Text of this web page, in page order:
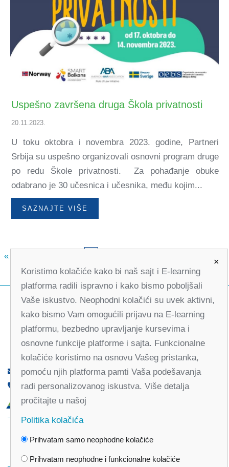
Uspešno završena druga Škola privatnosti
20.11.2023.
U toku oktobra i novembra 2023. godine, Partneri
Srbija su uspešno organizovali osnovni program druge
po redu Škole privatnosti. Za pohađanje obuke
odabrano je 30 učesnica i učesnika, među kojim...
SAZNAJTE VIŠE
«
office@partners-serbia.org
(+381 11) 32 31 551, (+381 11) 32 31 552
Kralja Milana 10, 11000 Beograd, Srbija
×
Koristimo kolačiće kako bi naš sajt i E-learning
platforma radili ispravno i kako bismo poboljšali
Vaše iskustvo. Neophodni kolačići su uvek aktivni,
kako bismo Vam omogućili prijavu na E-learning
platformu, bezbedno upravljanje kursevima i
osnovne funkcije platforme i sajta. Funkcionalne
kolačiće koristimo na osnovu Vašeg pristanka,
pomoću njih platforma pamti Vaša podešavanja
radi personalizovanog iskustva. Više detalja
pročitajte u našoj
Politika kolačića
Prihvatam samo neophodne kolačiće
Prihvatam neophodne i funkcionalne kolačiće